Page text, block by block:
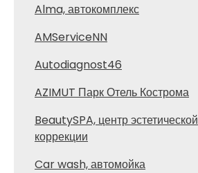
Alma, автокомплекс
AMServiceNN
Autodiagnost46
AZIMUT Парк Отель Кострома
BeautySPA, центр эстетической
коррекции
Car wash, автомойка